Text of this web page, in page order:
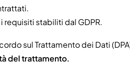
requisiti stabiliti dal GDPR.
sul Trattamento dei Dati
del trattamento.